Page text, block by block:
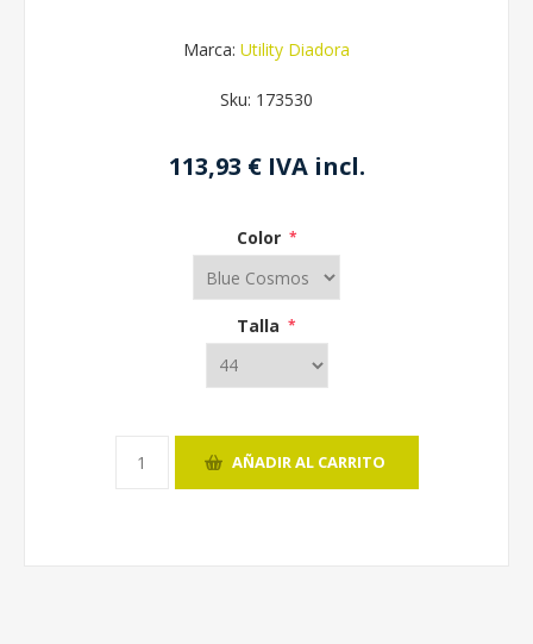
Marca: Utility Diadora
Sku: 173530
113,93 € IVA incl.
Color *
Talla *
AÑADIR AL CARRITO